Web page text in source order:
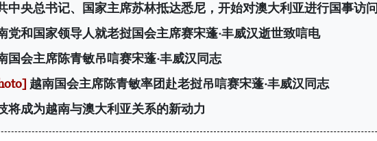
中央总书记、国家主席苏林抵达悉尼，开始对澳大利亚进行国事访问
党和国家领导人就老挝国会主席赛宋蓬·丰威汉逝世致唁电
国会主席陈青敏吊唁赛宋蓬·丰威汉同志
越南国会主席陈青敏率团赴老挝吊唁赛宋蓬·丰威汉同志
将成为越南与澳大利亚关系的新动力